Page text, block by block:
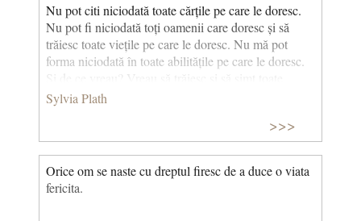
Nu pot citi niciodată toate cărțile pe care le doresc.
Nu pot fi niciodată toți oamenii care doresc și să
trăiesc toate viețile pe care le doresc. Nu mă pot
forma niciodată în toate abilitățile pe care le doresc.
Și de ce vreau? Vreau să trăiesc și să simt toate
nuanțele, tonurile și variațiile experienței mentale și
fizice posibile din viața mea. (Jurnale integrale,
Sylvia Plath
>>>
Orice om se naste cu dreptul firesc de a duce o viata
fericita.